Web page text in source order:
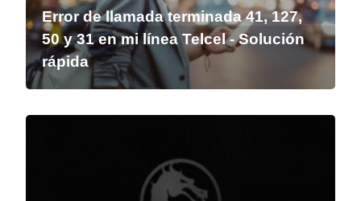
Error de llamada terminada 41, 127,
50 y 31 en mi línea Telcel - Solución
rápida